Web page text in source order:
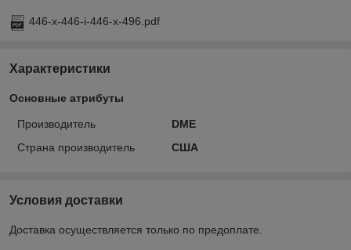
446-x-446-i-446-x-496.pdf
Характеристики
Основные атрибуты
Производитель
DME
Страна производитель
США
Условия доставки
Доставка осуществляется только по предоплате.